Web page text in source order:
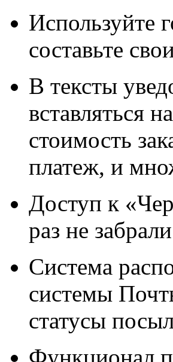
Используйте
составьте
В тексты
вставляться
стоимость
платеж, и
Доступ к
раз не
Система
системы
статусы